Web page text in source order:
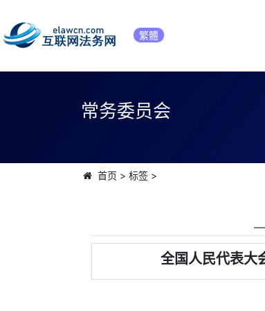
繁體
常务委员会
首页 > 标签>
全国人民代表大